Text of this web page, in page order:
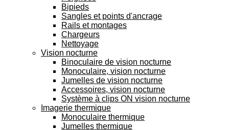
Bipieds
Sangles et points d'ancrage
Rails et montages
Chargeurs
Nettoyage
Vision nocturne
Binoculaire de vision nocturne
Monoculaire, vision nocturne
Jumelles de vision nocturne
Accessoires, vision nocturne
Système à clips ON vision nocturne
Imagerie thermique
Monoculaire thermique
Jumelles thermique